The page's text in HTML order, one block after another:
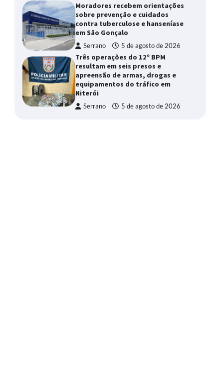
Moradores recebem orientações
sobre prevenção e cuidados
contra tuberculose e hanseníase
em São Gonçalo
Serrano 5 de agosto de 2026
Três operações do 12º BPM
resultam em seis presos e
apreensão de armas, drogas e
equipamentos do tráfico em
Niterói
Serrano 5 de agosto de 2026